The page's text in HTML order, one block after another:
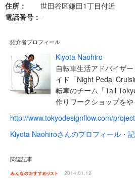
住所：
世田谷区鎌田1丁目付近
電話番号： -
紹介者プロフィール
Kiyota Naohiro
自転車生活アドバイザ
イド「Night Pedal
転車のチーム「Tall
作りワークショップをや
http://www.tokyodesignflow.com/
Kiyota Naohiroさんのプロフィール・
関連記事
2014.01.12